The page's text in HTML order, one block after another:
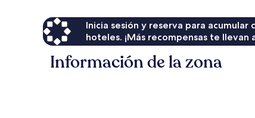
Inicia sesión y reserva para
hoteles. ¡Más recompensas te llevan
Información de la zona